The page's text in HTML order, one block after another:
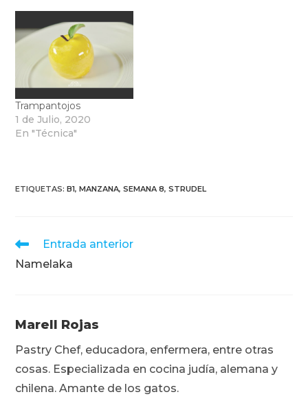
Trampantojos
1 de Julio, 2020
En "Técnica"
ETIQUETAS:B1, MANZANA, SEMANA 8, STRUDEL
Leer
artículos
Entrada anterior
Namelaka
Marell Rojas
Pastry Chef, educadora, enfermera, entre otras
cosas. Especializada en cocina judía, alemana y
chilena. Amante de los gatos.